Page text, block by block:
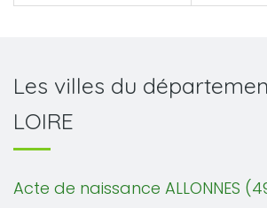
Les villes du
LOIRE
Acte de naissance ALLONNES